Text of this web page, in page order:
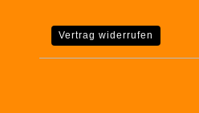
Vertrag widerrufen